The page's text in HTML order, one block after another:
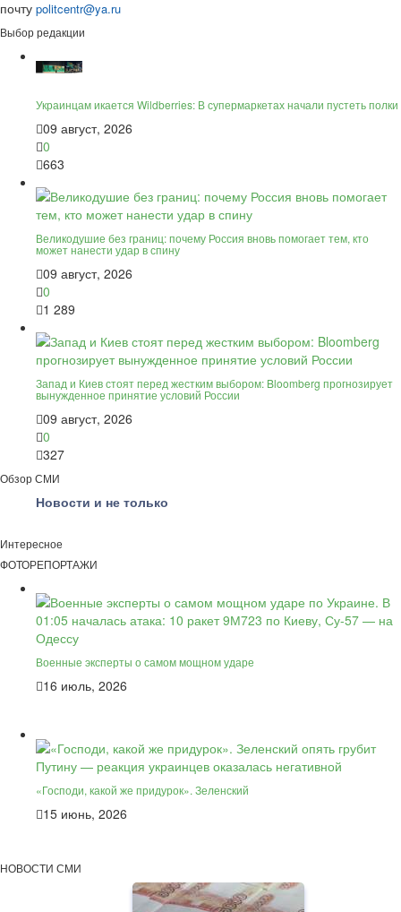
почту politcentr@ya.ru
Выбор редакции
Украинцам икается Wildberries: В супермаркетах начали пустеть полки
09 август, 2026
0
663
Великодушие без границ: почему Россия вновь помогает тем, кто
может нанести удар в спину
09 август, 2026
0
1 289
Запад и Киев стоят перед жестким выбором: Bloomberg прогнозирует
вынужденное принятие условий России
09 август, 2026
0
327
Обзор СМИ
Новости и не только
Интересное
ФОТОРЕПОРТАЖИ
Военные эксперты о самом мощном ударе
16 июль, 2026
«Господи, какой же придурок». Зеленский
15 июнь, 2026
НОВОСТИ СМИ